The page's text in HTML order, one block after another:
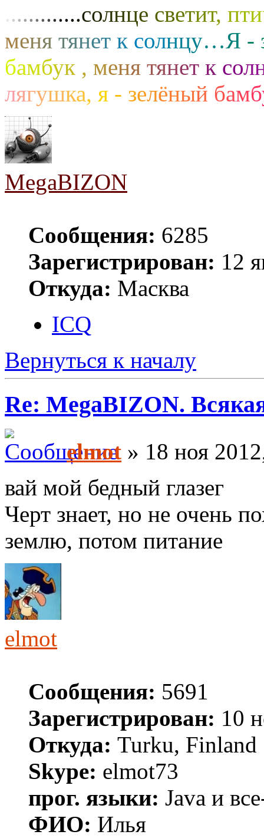
............солнце светит, пти
меня тянет к солнцу…Я -
бамбук , меня тянет к сол
лягушка, я - зелёный бамб
MegaBIZON
Сообщения: 6285
Зарегистрирован: 12
Откуда: Масква
ICQ
Вернуться к началу
Re: MegaBIZON.
elmot » 18 ноя
вай мой бедный глазег
Черт знает, но не очень
землю, потом питание
elmot
Сообщения: 5691
Зарегистрирован: 10
Откуда: Turku, Finland
Skype: elmot73
прог. языки: Java и
ФИО: Илья